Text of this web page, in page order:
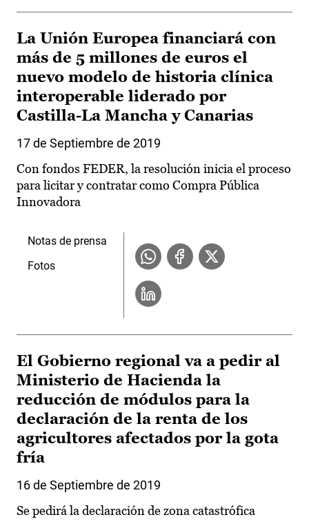
La Unión Europea financiará con
más de 5 millones de euros el
nuevo modelo de historia clínica
interoperable liderado por
Castilla-La Mancha y Canarias
17 de Septiembre de 2019
Con fondos FEDER, la resolución inicia el proceso
para licitar y contratar como Compra Pública
Innovadora
Notas de prensa
Fotos
El Gobierno regional va a pedir al
Ministerio de Hacienda la
reducción de módulos para la
declaración de la renta de los
agricultores afectados por la gota
fría
16 de Septiembre de 2019
Se pedirá la declaración de zona catastrófica